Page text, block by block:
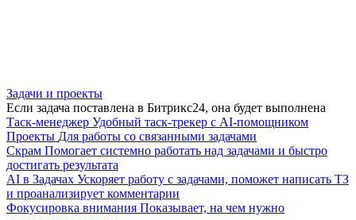
Задачи и проекты
Если задача поставлена в Битрикс24, она будет выполнена
Таск-менеджер Удобный таск-трекер с AI-помощником
Проекты Для работы со связанными задачами
Скрам Помогает системно работать над задачами и быстро
достигать результата
AI в Задачах Ускоряет работу с задачами, поможет написать ТЗ
и проанализирует комментарии
Фокусировка внимания Показывает, на чем нужно